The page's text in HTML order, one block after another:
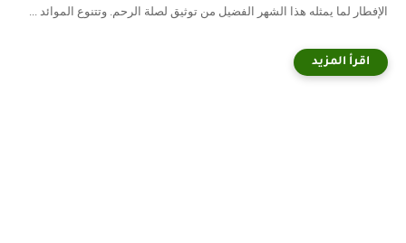
الإفطار لما يمثله هذا الشهر الفضيل من توثيق لصلة الرحم. وتتنوع الموائد ...